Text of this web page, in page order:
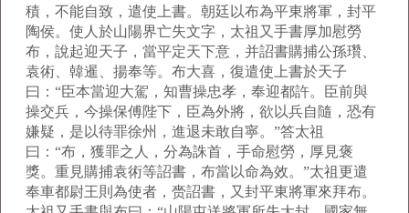
積，不能自致，遣使上書。朝廷以布為平東將軍，封平
陶侯。使人於山陽界亡失文字，太祖又手書厚加慰勞
布，說起迎天子，當平定天下意，并詔書購捕公孫瓚、
袁術、韓暹、揚奉等。布大喜，復遣使上書於天子
曰：“臣本當迎大駕，知曹操忠孝，奉迎都許。臣前與
操交兵，今操保傅陛下，臣為外將，欲以兵自隨，恐有
嫌疑，是以待罪徐州，進退未敢自寧。”答太祖
曰：“布，獲罪之人，分為誅首，手命慰勞，厚見褒
獎。重見購捕袁術等詔書，布當以命為效。”太祖更遣
奉車都尉王則為使者，赍詔書，又封平東將軍來拜布。